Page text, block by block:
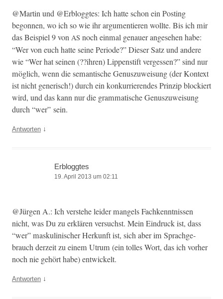
@Martin und @Erbloggtes: Ich hat­te schon ein Post­ing
begonnen, wo ich so wie ihr argu­men­tieren wollte. Bis ich mir
das Beispiel 9 von AS noch ein­mal genauer ange­se­hen habe:
“Wer von euch hat­te seine Peri­ode?” Dieser Satz und andere
wie “Wer hat seinen (??ihren) Lip­pen­s­tift vergessen?” sind nur
möglich, wenn die seman­tis­che Genuszuweisung (der Kon­text
ist nicht gener­isch!) durch ein konkur­ri­eren­des Prinzip block­iert
wird, und das kann nur die gram­ma­tis­che Genuszuweisung
durch “wer” sein.
Antworten ↓
Erbloggtes
19. April 2013 um 02:11
@Jürgen A.: Ich ver­ste­he lei­der man­gels Fachken­nt­nis­sen
nicht, was Du zu erk­lären ver­suchst. Mein Ein­druck ist, dass
“wer” maskulin­is­ch­er Herkun­ft ist, sich aber im Sprachge­
brauch derzeit zu einem Utrum (ein tolles Wort, das ich vorher
noch nie gehört habe) entwickelt.
Antworten ↓